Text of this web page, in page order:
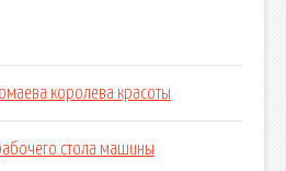
королева красоты
стола машины